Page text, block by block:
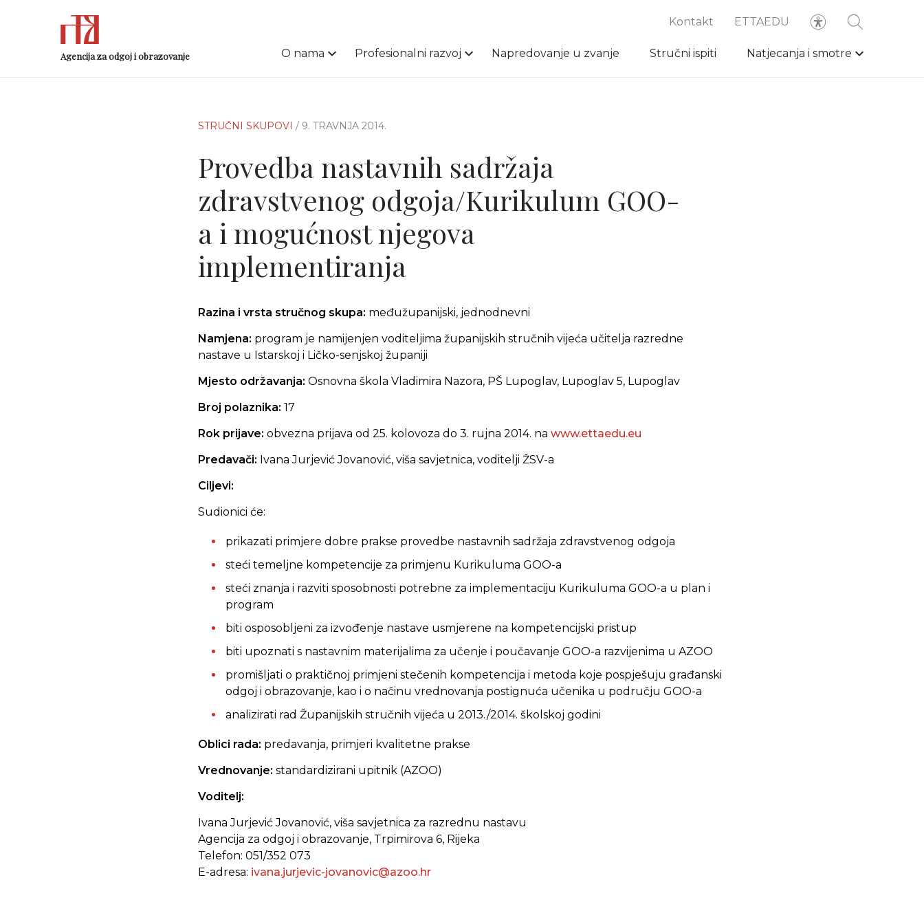
Agencija za odgoj i obrazovanje
Kontakt ETTAEDU
O nama Profesionalni razvoj Napredovanje u zvanje Stručni ispiti Natjecanja i smotre
STRUČNI SKUPOVI / 9. TRAVNJA 2014.
Provedba nastavnih sadržaja
zdravstvenog odgoja/Kurikulum GOO-
a i mogućnost njegova
implementiranja
Razina i vrsta stručnog skupa: međužupanijski, jednodnevni
Namjena: program je namijenjen voditeljima županijskih stručnih vijeća učitelja razredne
nastave u Istarskoj i Ličko-senjskoj županiji
Mjesto održavanja: Osnovna škola Vladimira Nazora, PŠ Lupoglav, Lupoglav 5, Lupoglav
Broj polaznika: 17
Rok prijave: obvezna prijava od 25. kolovoza do 3. rujna 2014. na www.ettaedu.eu
Predavači: Ivana Jurjević Jovanović, viša savjetnica, voditelji ŽSV-a
Ciljevi:
Sudionici će:
prikazati primjere dobre prakse provedbe nastavnih sadržaja zdravstvenog odgoja
steći temeljne kompetencije za primjenu Kurikuluma GOO-a
steći znanja i razviti sposobnosti potrebne za implementaciju Kurikuluma GOO-a u plan i
program
biti osposobljeni za izvođenje nastave usmjerene na kompetencijski pristup
biti upoznati s nastavnim materijalima za učenje i poučavanje GOO-a razvijenima u AZOO
promišljati o praktičnoj primjeni stečenih kompetencija i metoda koje pospješuju građanski
odgoj i obrazovanje, kao i o načinu vrednovanja postignuća učenika u području GOO-a
analizirati rad Županijskih stručnih vijeća u 2013./2014. školskoj godini
Oblici rada: predavanja, primjeri kvalitetne prakse
Vrednovanje: standardizirani upitnik (AZOO)
Voditelj:
Ivana Jurjević Jovanović, viša savjetnica za razrednu nastavu
Agencija za odgoj i obrazovanje, Trpimirova 6, Rijeka
Telefon: 051/352 073
E-adresa: ivana.jurjevic-jovanovic@azoo.hr